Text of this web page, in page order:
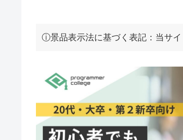
ⓘ景品表示法に基づく表記：当サイ